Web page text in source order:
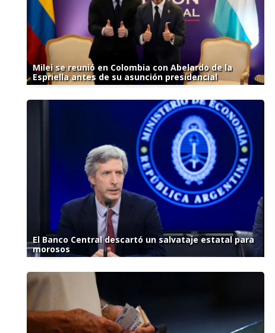
Milei se reunió en Colombia con Abelardo de la
Espriella antes de su asunción presidencial
El Banco Central descartó un salvataje estatal para
morosos